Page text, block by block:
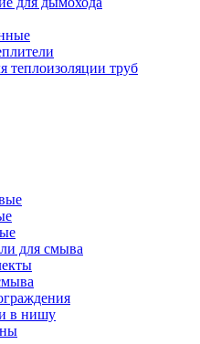
теплоизоляции труб
для смыва
в нишу